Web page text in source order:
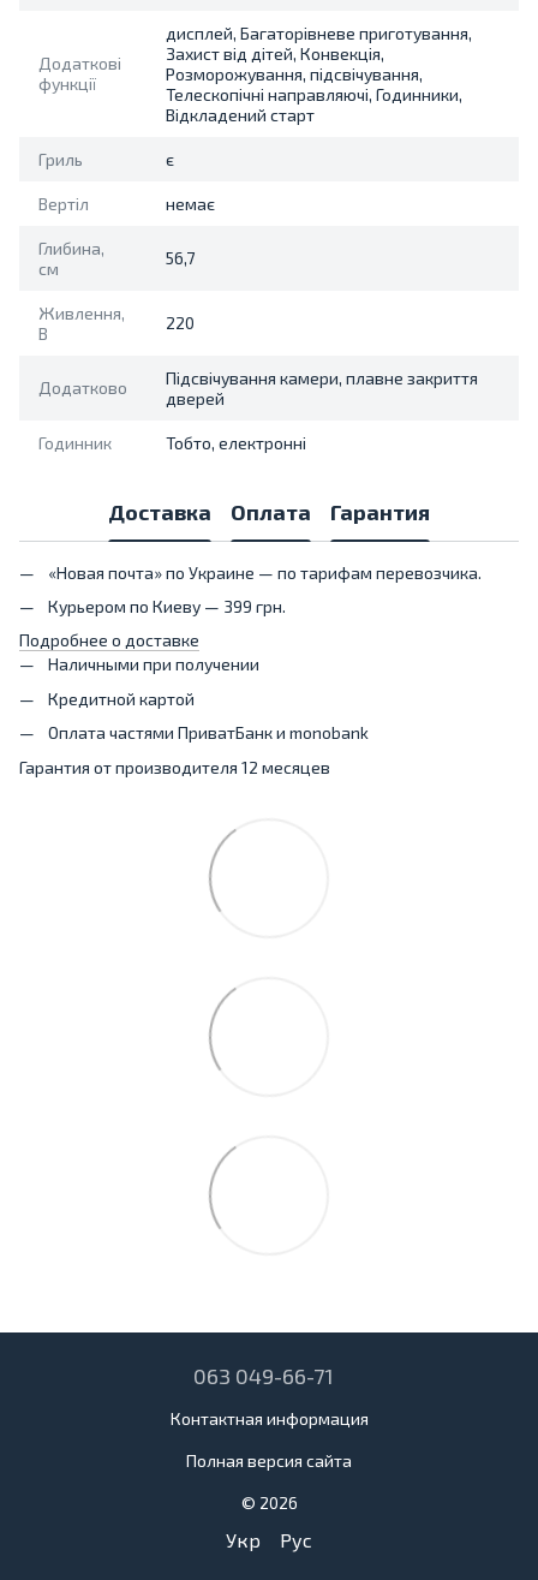
Додаткові
функції
дисплей, Багаторівневе приготування,
Захист від дітей, Конвекція,
Розморожування, підсвічування,
Телескопічні направляючі, Годинники,
Відкладений старт
Гриль є
Вертіл немає
Глибина,
см
56,7
Живлення,
В
220
Додатково
Підсвічування камери, плавне закриття
дверей
Годинник Тобто, електронні
Доставка Оплата Гарантия
«Новая почта» по Украине — по тарифам перевозчика.
Курьером по Киеву — 399 грн.
Подробнее о доставке
Наличными при получении
Кредитной картой
Оплата частями ПриватБанк и monobank
Гарантия от производителя 12 месяцев
063 049-66-71
Контактная информация
Полная версия сайта
© 2026
Укр Рус